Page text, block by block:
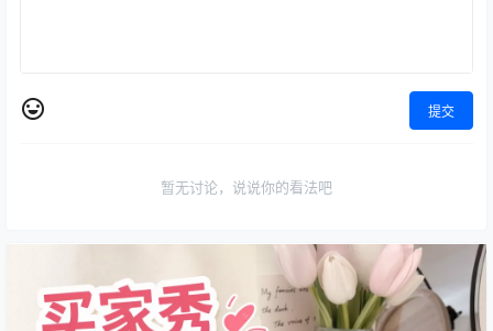
提交
暂无讨论，说说你的看法吧